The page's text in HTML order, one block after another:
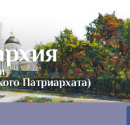
Патриархата)